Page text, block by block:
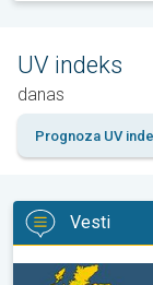
UV indeks
danas
Prognoza UV
Vesti
Predah od